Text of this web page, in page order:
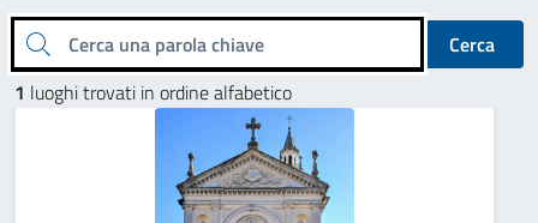
Cerca una parola chiave
Cerca
1 luoghi trovati in ordine alfabetico